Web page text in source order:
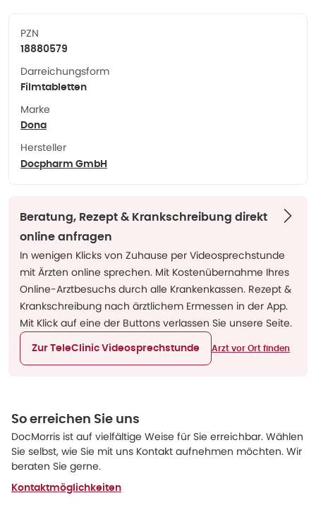
PZN
18880579
Darreichungsform
Filmtabletten
Marke
Dona
Hersteller
Docpharm GmbH
Beratung, Rezept & Krankschreibung direkt
online anfragen
In wenigen Klicks von Zuhause per Videosprechstunde
mit Ärzten online sprechen. Mit Kostenübernahme Ihres
Online-Arztbesuchs durch alle Krankenkassen. Rezept &
Krankschreibung nach ärztlichem Ermessen in der App.
Mit Klick auf eine der Buttons verlassen Sie unsere Seite.
Zur TeleClinic Videosprechstunde Arzt vor Ort finden
So erreichen Sie uns
DocMorris ist auf vielfältige Weise für Sie erreichbar. Wählen
Sie selbst, wie Sie mit uns Kontakt aufnehmen möchten. Wir
beraten Sie gerne.
Kontaktmöglichkeiten